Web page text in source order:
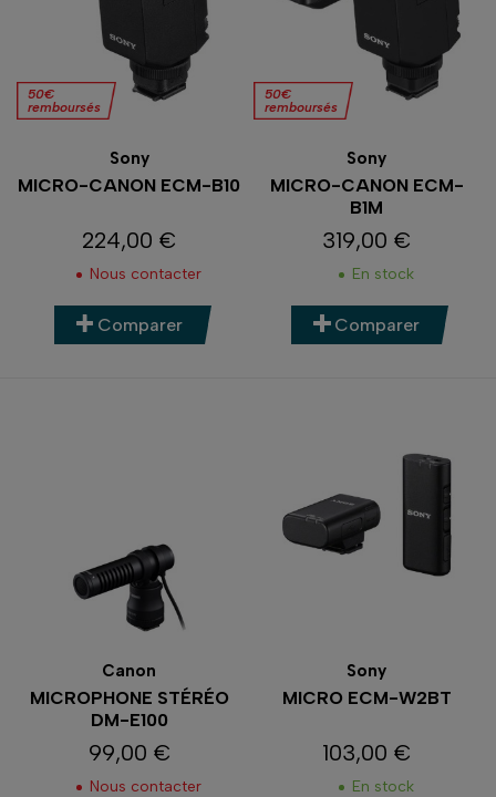
50€
remboursés
Sony
MICRO-CANON ECM-B10
Prix
224,00 €
Nous contacter
Comparer
50€
remboursés
Sony
MICRO-CANON ECM-
B1M
Prix
319,00 €
En stock
Comparer
Canon
MICROPHONE STÉRÉO
DM-E100
Prix
99,00 €
Nous contacter
Sony
MICRO ECM-W2BT
Prix
103,00 €
En stock